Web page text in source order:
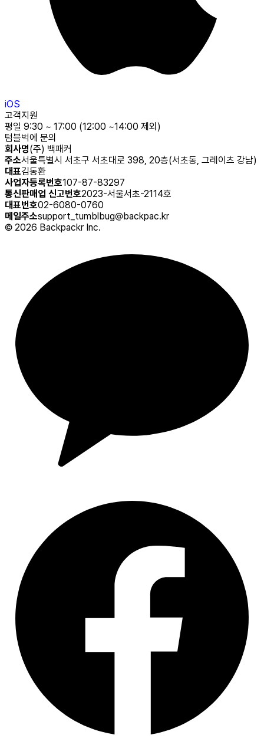
iOS
고객지원
평일 9:30 ~ 17:00 (12:00 ~14:00 제외)
텀블벅에 문의
회사명(주) 백패커
주소서울특별시 서초구 서초대로 398, 20층(서초동, 그레이츠 강남)
대표김동환
사업자등록번호107-87-83297
통신판매업 신고번호2023-서울서초-2114호
대표번호02-6080-0760
메일주소support_tumblbug@backpac.kr
© 2026 Backpackr Inc.